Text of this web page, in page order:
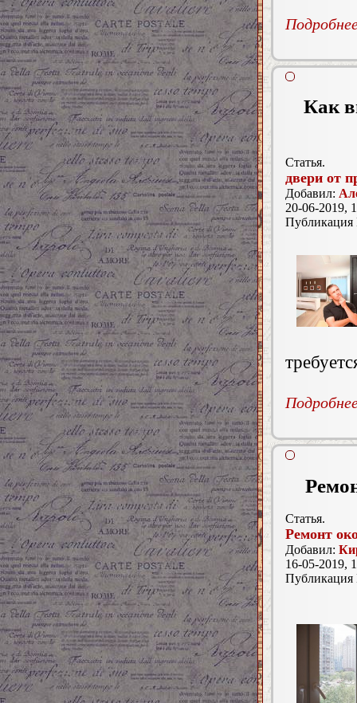
Как
Статья.
двери от
Добавил:
20-06-2019,
Статья.
Ремонт
Добавил:
16-05-2019,